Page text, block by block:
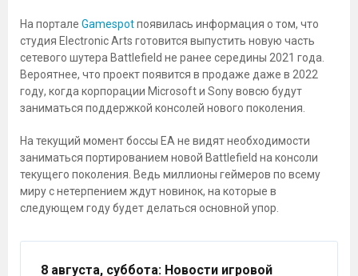
На портале Gamespotпоявилась информация о том, что
студия Electronic Arts готовится выпустить новую часть
сетевого шутера Battlefield не ранее середины 2021 года.
Вероятнее, что проект появится в продаже даже в 2022
году, когда корпорации Microsoft и Sony вовсю будут
заниматься поддержкой консолей нового поколения.
На текущий момент боссы ЕА не видят необходимости
заниматься портированием новой Battlefield на консоли
текущего поколения. Ведь миллионы геймеров по всему
миру с нетерпением ждут новинок, на которые в
следующем году будет делаться основной упор.
8 августа, суббота: Новости игровой